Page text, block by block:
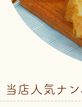
当店人気ナ